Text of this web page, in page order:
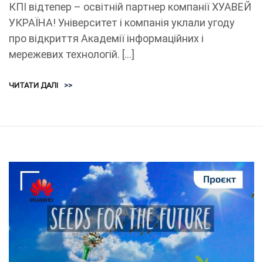
КПІ відтепер – освітній партнер компанії ХУАВЕЙ
УКРАЇНА! Університет і компанія уклали угоду
про відкриття Академії інформаційних і
мережевих технологій. […]
ЧИТАТИ ДАЛІ >>